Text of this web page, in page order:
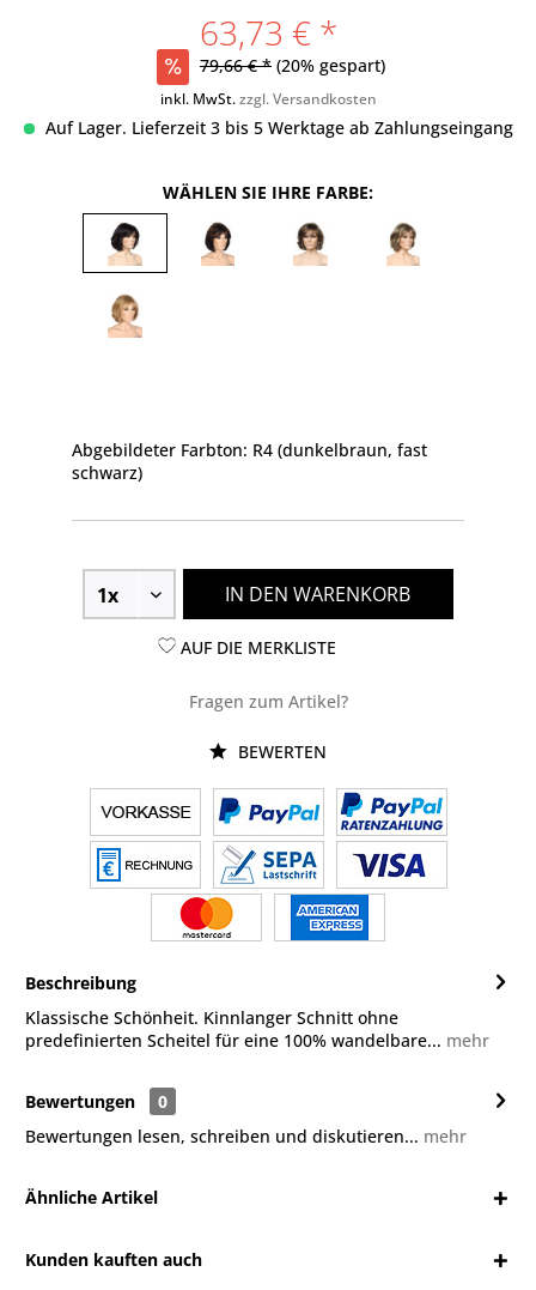
63,73 € *
79,66 € * (20% gespart)
inkl. MwSt.zzgl. Versandkosten
Auf Lager. Lieferzeit 3 bis 5 Werktage ab Zahlungseingang
WÄHLEN SIE IHRE FARBE:
Abgebildeter Farbton: R4 (dunkelbraun, fast
schwarz)
IN DEN WARENKORB
AUF DIE MERKLISTE
Fragen zum Artikel?
BEWERTEN
Beschreibung
Klassische Schönheit. Kinnlanger Schnitt ohne
predefinierten Scheitel für eine 100% wandelbare... mehr
Bewertungen
0
Bewertungen lesen, schreiben und diskutieren... mehr
Ähnliche Artikel
Kunden kauften auch